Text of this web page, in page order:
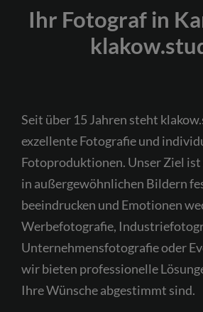
Ihr Fotograf in
Seit über 15 Jahren steht
exzellente Fotografie und
Fotoproduktionen. Unser Ziel ist
in außergewöhnlichen Bildern
beeindrucken und Emotionen
Werbefotografie,
Unternehmensfotografie oder
wir bieten professionelle
Ihre Wünsche abgestimmt sind.